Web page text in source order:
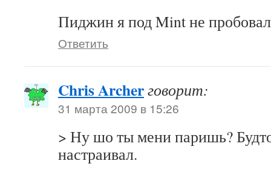
Пиджин я под Mint не
Ответить
Chris Archerговорит:
31 марта 2009 в 15:26
> Ну шо ты мени паришь?
настраивал.